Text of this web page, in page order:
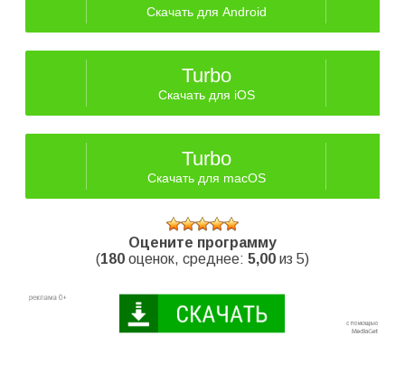
Скачать для Android
Turbo
Скачать для iOS
Turbo
Скачать для macOS
Оцените программу
(180 оценок, среднее: 5,00 из 5)